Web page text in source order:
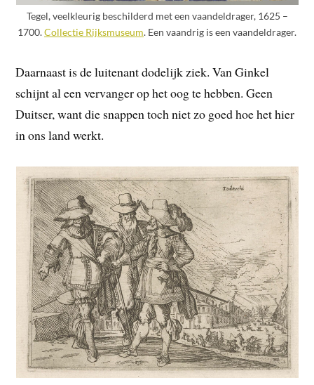
Tegel, veelkleurig beschilderd met een vaandeldrager, 1625 –
1700.Collectie Rijksmuseum. Een vaandrig is een vaandeldrager.
Daarnaast is de luitenant dodelijk ziek. Van Ginkel
schijnt al een vervanger op het oog te hebben. Geen
Duitser, want die snappen toch niet zo goed hoe het hier
in ons land werkt.